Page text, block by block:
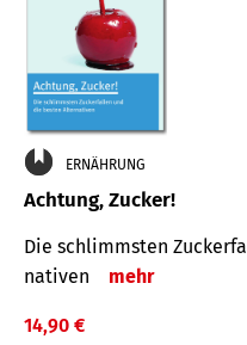
ERNÄHRUNG
Achtung, Zucker!
Die schlimmsten
nativen
mehr
14,90 €